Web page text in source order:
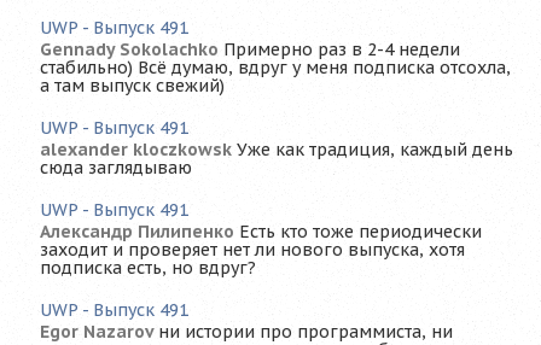
UWP - Выпуск 491
Gennady Sokolachko Примерно раз в 2-4 недели
стабильно) Всё думаю, вдруг у меня подписка отсохла,
а там выпуск свежий)
UWP - Выпуск 491
alexander kloczkowsk Уже как традиция, каждый день
сюда заглядываю
UWP - Выпуск 491
Александр Пилипенко Есть кто тоже периодически
заходит и проверяет нет ли нового выпуска, хотя
подписка есть, но вдруг?
UWP - Выпуск 491
Egor Nazarov ни истории про программиста, ни